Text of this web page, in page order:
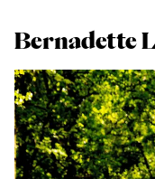
Bernadette